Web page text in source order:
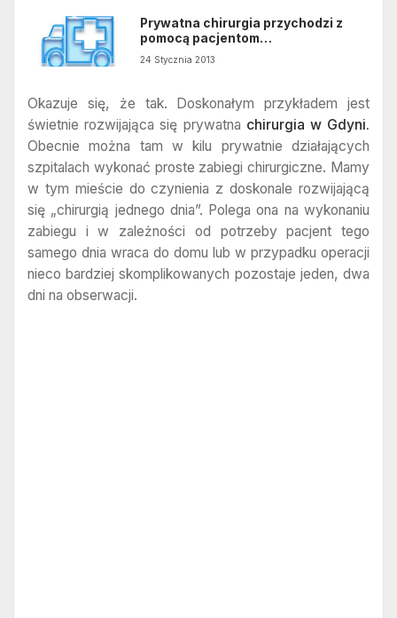
Prywatna chirurgia przychodzi z
pomocą pacjentom…
24 Stycznia 2013
Okazuje się, że tak. Doskonałym przykładem jest
świetnie rozwijająca się prywatna chirurgia w Gdyni.
Obecnie można tam w kilu prywatnie działających
szpitalach wykonać proste zabiegi chirurgiczne. Mamy
w tym mieście do czynienia z doskonale rozwijającą
się „chirurgią jednego dnia”. Polega ona na wykonaniu
zabiegu i w zależności od potrzeby pacjent tego
samego dnia wraca do domu lub w przypadku operacji
nieco bardziej skomplikowanych pozostaje jeden, dwa
dni na obserwacji.